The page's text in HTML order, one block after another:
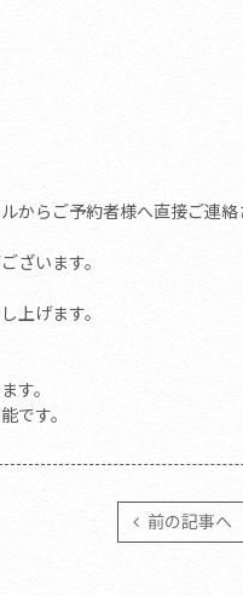
らご予約者様へ直接ご連
ざいます。
上げます。
す。
です。
前の記事へ